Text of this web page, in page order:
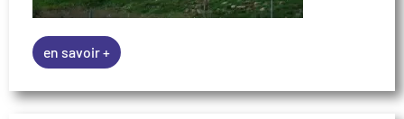
26 septembre 2018